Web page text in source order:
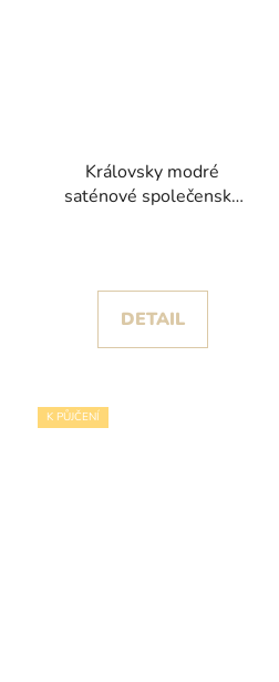
Královsky modré
saténové společenské
DETAIL
K PŮJČENÍ